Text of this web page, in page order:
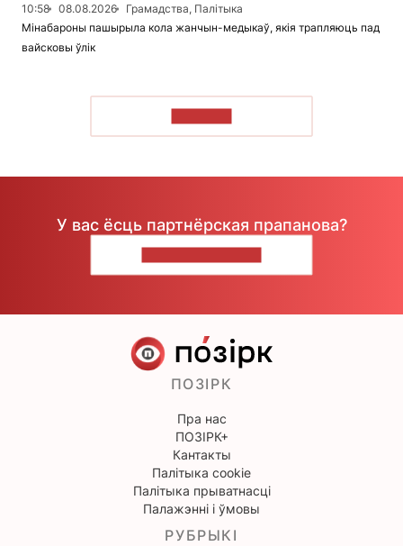
10:58
08.08.2026
Грамадства, Палітыка
Мінабароны пашырыла кола жанчын-медыкаў, якія трапляюць пад
вайсковы ўлік
У вас ёсць партнёрская прапанова?
ПОЗІРК
Пра нас
ПОЗІРК+
Кантакты
Палітыка cookie
Палітыка прыватнасці
Палажэнні і ўмовы
РУБРЫКІ